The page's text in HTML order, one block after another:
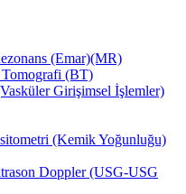
(Emar)(MR)
Tomografi (BT)
Girişimsel İşlemler)
(Kemik Yoğunluğu)
Doppler (USG-USG